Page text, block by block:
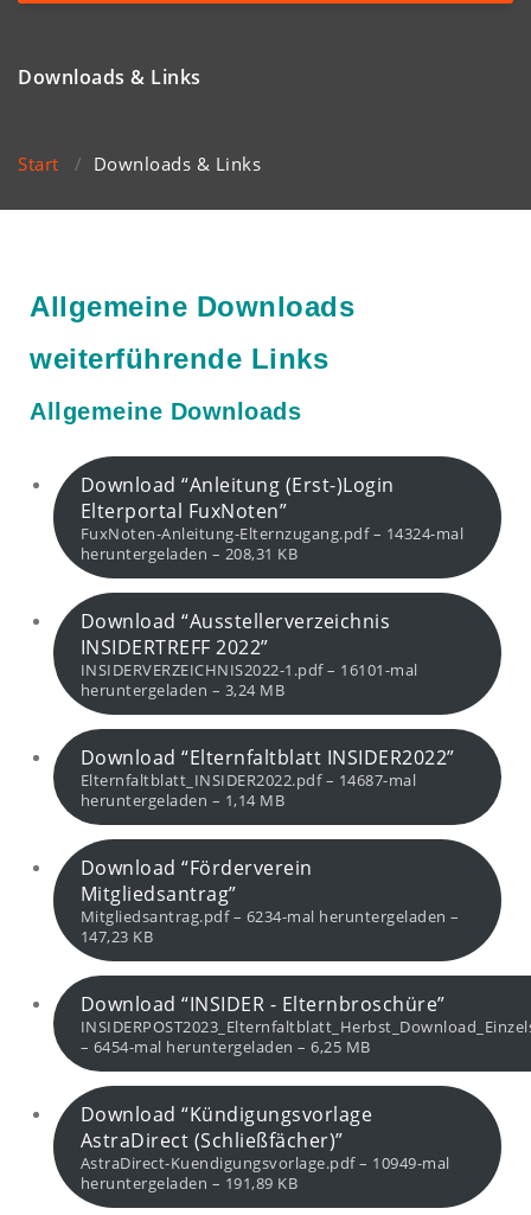
Downloads & Links
Start / Downloads & Links
Allgemeine Downloads
weiterführende Links
Allgemeine Downloads
Download “Anleitung (Erst-)Login
Elterportal FuxNoten”
FuxNoten-Anleitung-Elternzugang.pdf – 14324-mal
heruntergeladen – 208,31 KB
Download “Ausstellerverzeichnis
INSIDERTREFF 2022”
INSIDERVERZEICHNIS2022-1.pdf – 16101-mal
heruntergeladen – 3,24 MB
Download “Elternfaltblatt INSIDER2022”
Elternfaltblatt_INSIDER2022.pdf – 14687-mal
heruntergeladen – 1,14 MB
Download “Förderverein
Mitgliedsantrag”
Mitgliedsantrag.pdf – 6234-mal heruntergeladen –
147,23 KB
Download “INSIDER - Elternbroschüre”
– 6454-mal heruntergeladen – 6,25 MB
Download “Kündigungsvorlage
AstraDirect (Schließfächer)”
AstraDirect-Kuendigungsvorlage.pdf – 10949-mal
heruntergeladen – 191,89 KB